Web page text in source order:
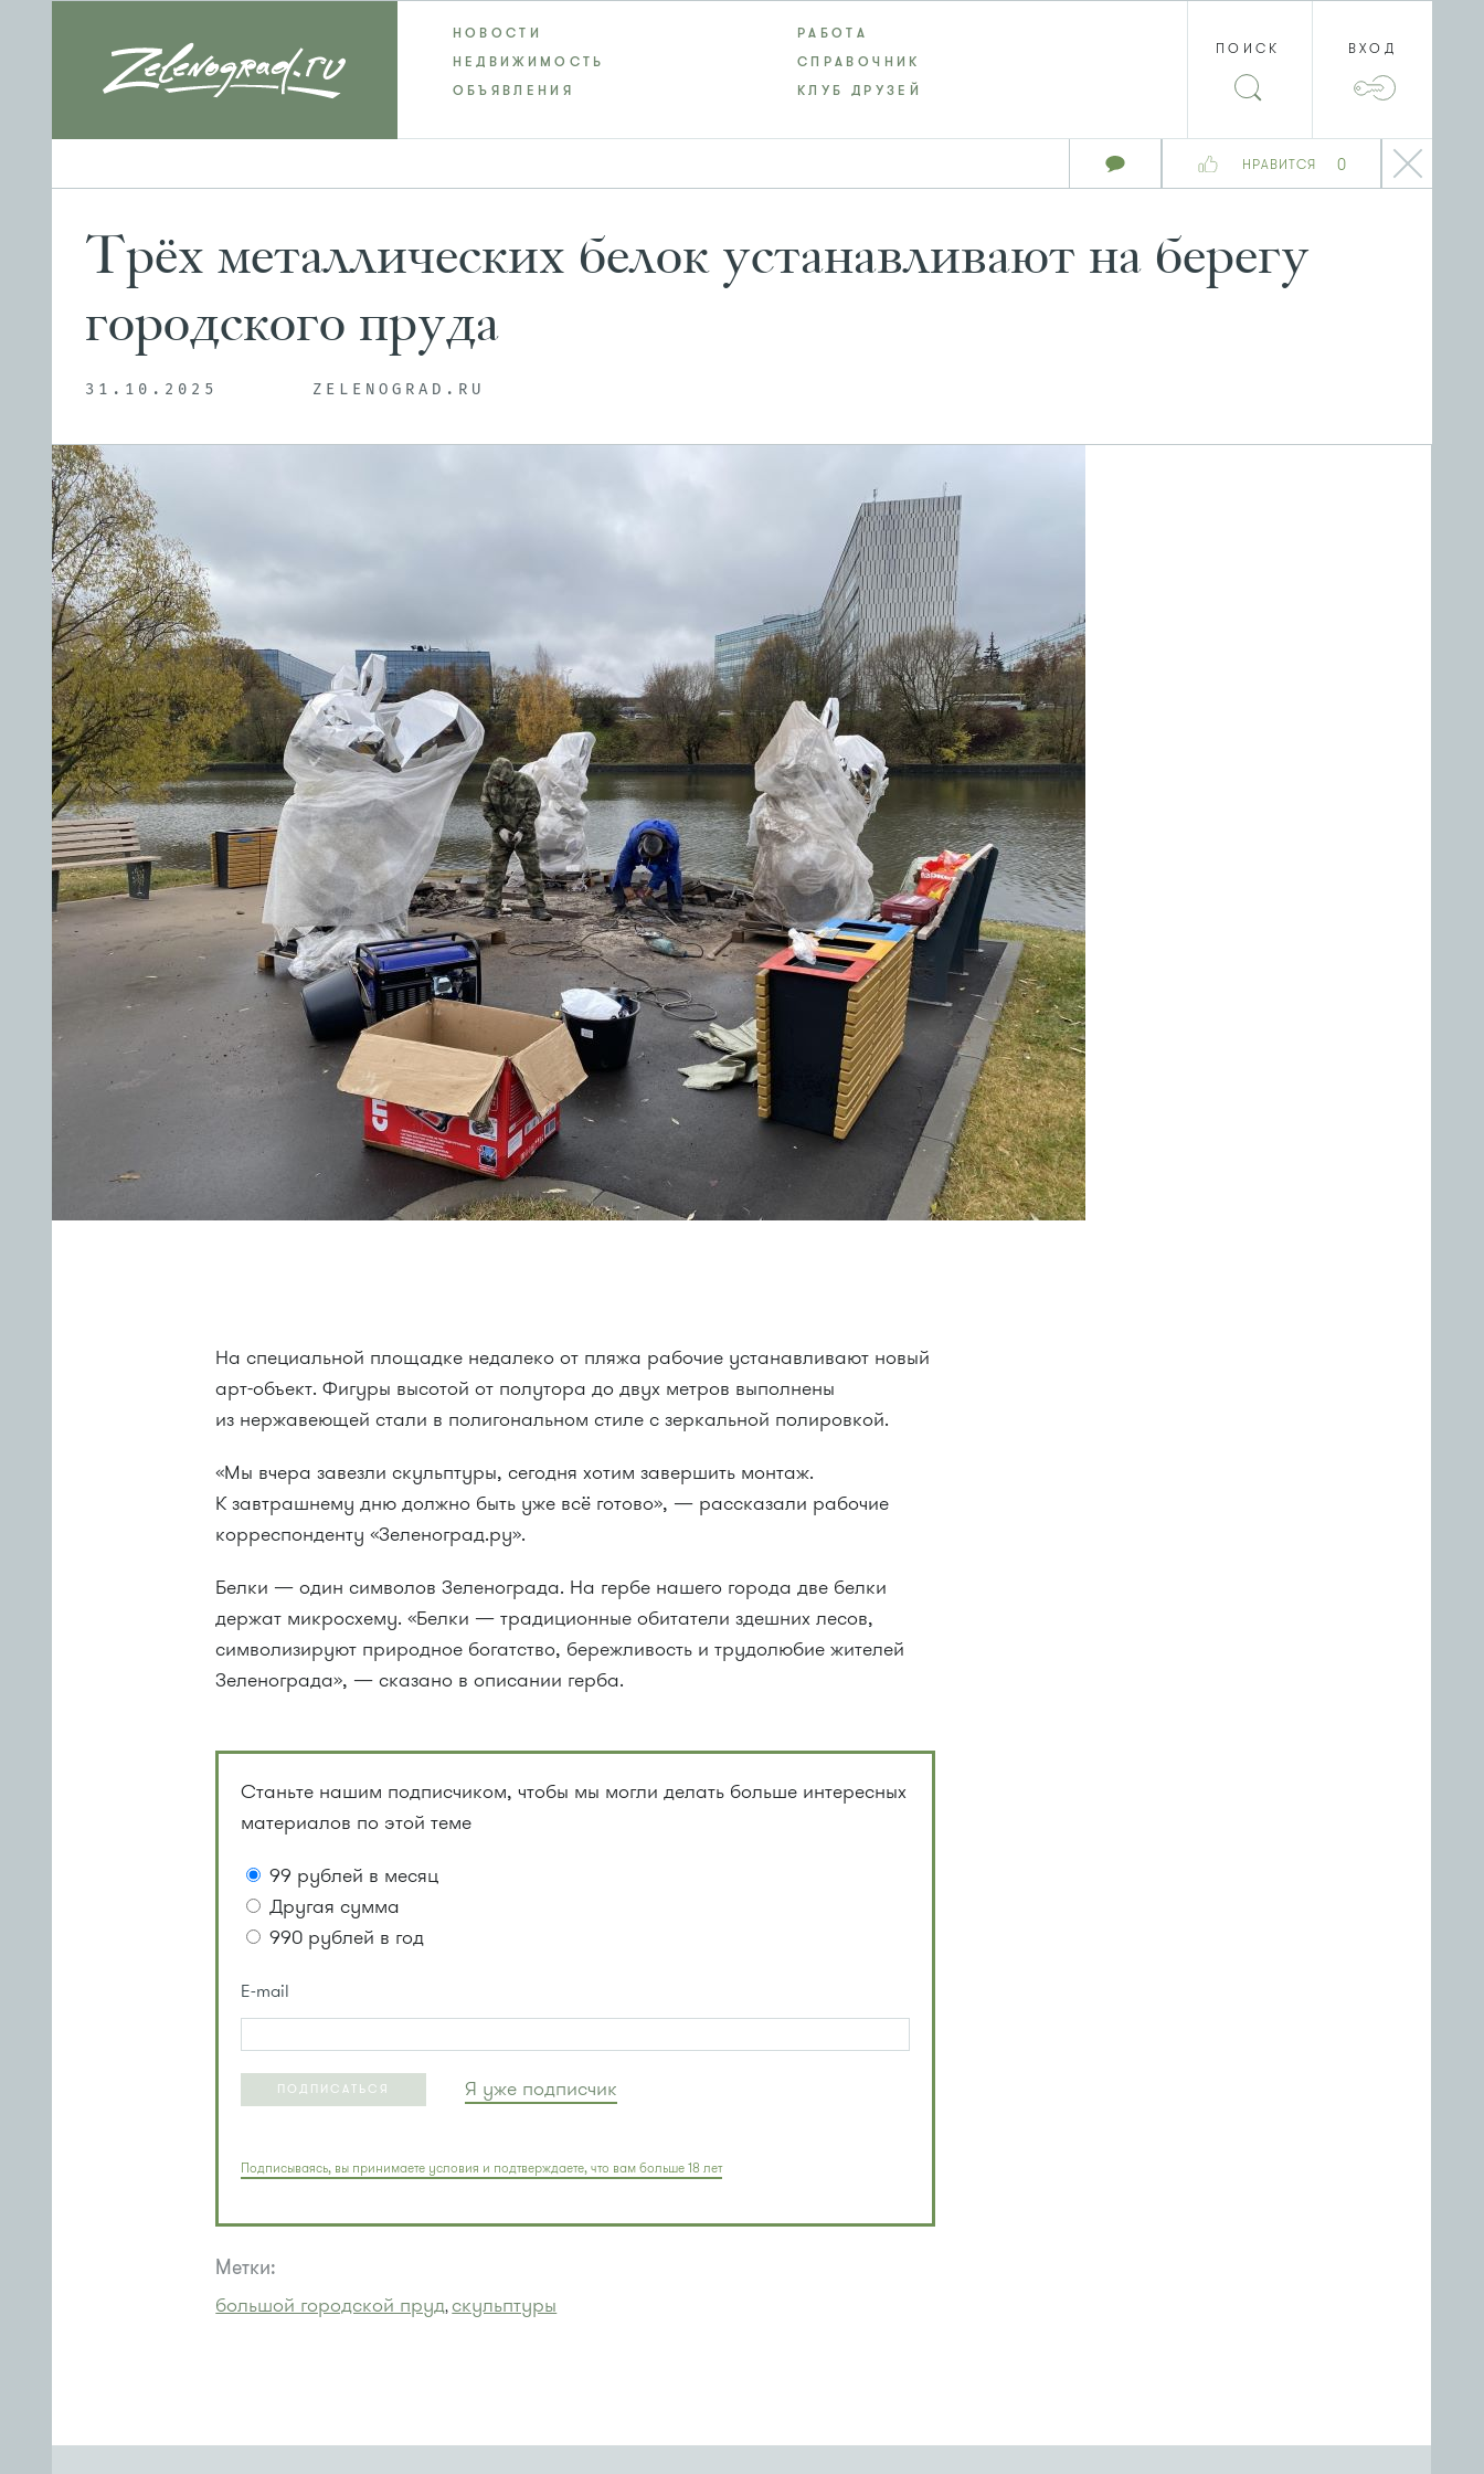
НРАВИТСЯ 0
НОВОСТИ
РАБОТА
НЕДВИЖИМОСТЬ
СПРАВОЧНИК
ОБЪЯВЛЕНИЯ
КЛУБ ДРУЗЕЙ
ПОИСК ВХОД
Трёх металлических белок устанавливают на берегу
городского пруда
31.10.2025 ZELENOGRAD.RU
На специальной площадке недалеко от пляжа рабочие устанавливают новый
арт-объект. Фигуры высотой от полутора до двух метров выполнены
из нержавеющей стали в полигональном стиле с зеркальной полировкой.
«Мы вчера завезли скульптуры, сегодня хотим завершить монтаж.
К завтрашнему дню должно быть уже всё готово», — рассказали рабочие
корреспонденту «Зеленоград.ру».
Белки — один символов Зеленограда. На гербе нашего города две белки
держат микросхему. «Белки — традиционные обитатели здешних лесов,
символизируют природное богатство, бережливость и трудолюбие жителей
Зеленограда», — сказано в описании герба.
Станьте нашим подписчиком, чтобы мы могли делать больше интересных
материалов по этой теме
99 рублей в месяц
Другая сумма
990 рублей в год
E-mail
ПОДПИСАТЬСЯ Я уже подписчик
Подписываясь, вы принимаете условия и подтверждаете, что вам больше 18 лет
Метки:
большой городской пруд, скульптуры